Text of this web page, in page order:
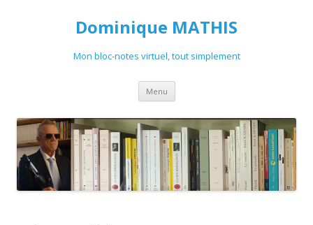
Dominique MATHIS
Mon bloc-notes virtuel, tout simplement
Menu Aller
contenu